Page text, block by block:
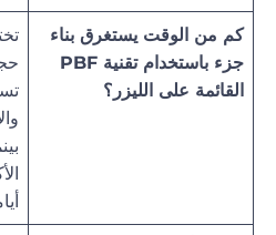
كم من الوقت يستغرق بناء
جزء باستخدام تقنية PBF
القائمة على الليزر؟